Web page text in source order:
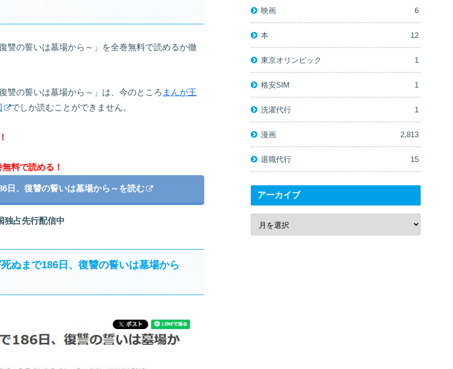
の誓いは墓場から～」を全巻無料で読めるか徹
の誓いは墓場から～」は、今のところ まんが王
でしか読むことができません。
料で読める！
、復讐の誓いは墓場から～を読む
独占先行配信中
ぬまで186日、復讐の誓いは墓場から
映画 6
本 12
東京オリンピック 1
格安SIM 1
洗濯代行 1
漫画 2,813
退職代行 15
アーカイブ